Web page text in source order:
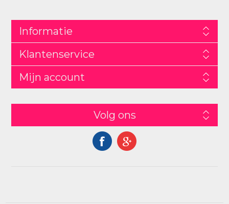
Informatie
Klantenservice
Mijn account
Volg ons